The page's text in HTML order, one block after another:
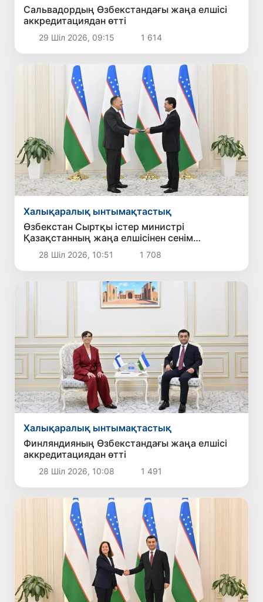
Сальвадордың Өзбекстандағы жаңа елшісі
аккредитациядан өтті
29 Шіл 2026, 09:15 1 614
Халықаралық ынтымақтастық
Өзбекстан Сыртқы істер министрі
Қазақстанның жаңа елшісінен сенім
грамоталарының көшірмелерін қабылдады
28 Шіл 2026, 10:51 1 708
Халықаралық ынтымақтастық
Финляндияның Өзбекстандағы жаңа елшісі
аккредитациядан өтті
28 Шіл 2026, 10:08 1 491